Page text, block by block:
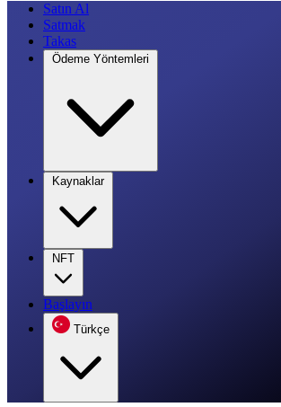
Satın Al
Satmak
Takas
Ödeme Yöntemleri
Kaynaklar
NFT
Başlayın
Türkçe